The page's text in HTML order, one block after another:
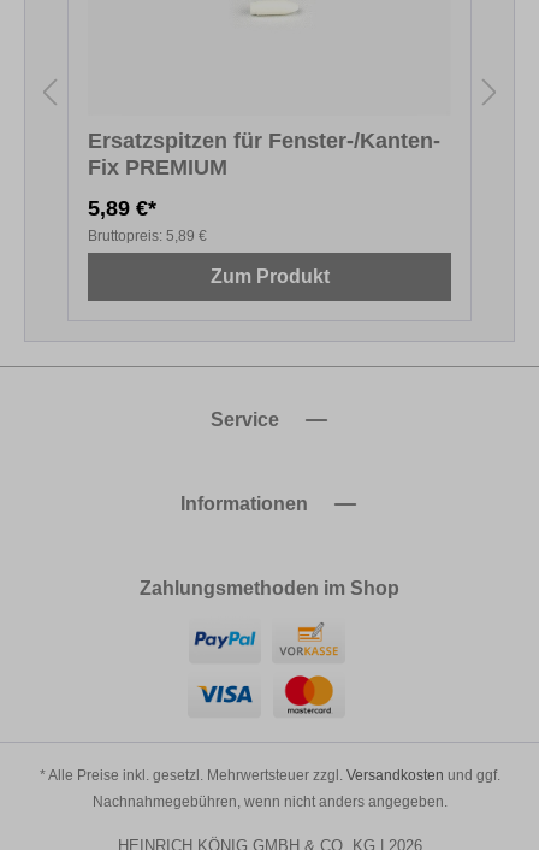
Ersatzspitzen für Fenster-/Kanten-
Fix PREMIUM
5,89 €*
Bruttopreis: 5,89 €
Zum Produkt
Service
Informationen
Zahlungsmethoden im Shop
* Alle Preise inkl. gesetzl. Mehrwertsteuer zzgl. Versandkosten und ggf.
Nachnahmegebühren, wenn nicht anders angegeben.
HEINRICH KÖNIG GMBH & CO. KG | 2026